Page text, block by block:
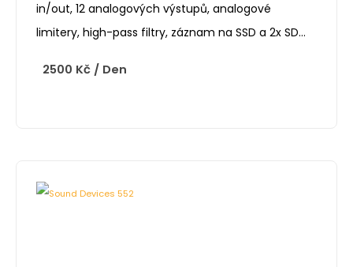
in/out, 12 analogových výstupů, analogové
limitery, high-pass filtry, záznam na SSD a 2x SD…
2500 Kč / Den